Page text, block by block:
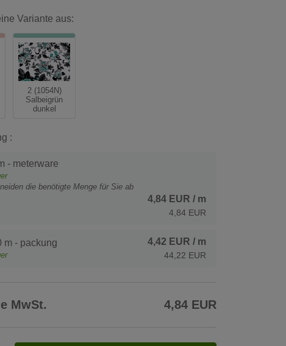
Variante aus:
2 (1054N)
Salbeigrün
dunkel
:
- meterware
die benötigte Menge für Sie ab
4,84 EUR / m
4,84 EUR
m - packung 4,42 EUR / m
44,22 EUR
MwSt. 4,84 EUR